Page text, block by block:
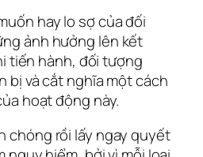
hay lo sợ của đối
ảnh hưởng lên kết
tiến hành, đối tượng
bị và cắt nghĩa một cách
hoạt động này.
chóng rồi lấy ngay quyết